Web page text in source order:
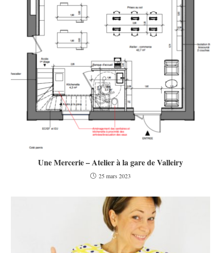
Une Mercerie – Atelier à la gare de Valleiry
25 mars 2023